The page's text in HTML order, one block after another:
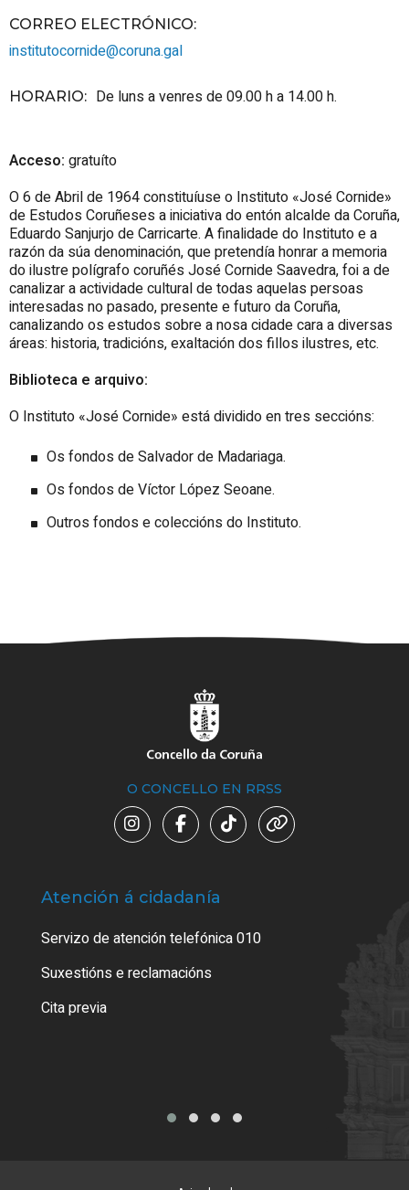
CORREO ELECTRÓNICO:
institutocornide@coruna.gal
HORARIO: De luns a venres de 09.00 h a 14.00 h.
Acceso: gratuíto
O 6 de Abril de 1964 constituíuse o Instituto «José Cornide»
de Estudos Coruñeses a iniciativa do entón alcalde da Coruña,
Eduardo Sanjurjo de Carricarte. A finalidade do Instituto e a
razón da súa denominación, que pretendía honrar a memoria
do ilustre polígrafo coruñés José Cornide Saavedra, foi a de
canalizar a actividade cultural de todas aquelas persoas
interesadas no pasado, presente e futuro da Coruña,
canalizando os estudos sobre a nosa cidade cara a diversas
áreas: historia, tradicións, exaltación dos fillos ilustres, etc.
Biblioteca e arquivo:
O Instituto «José Cornide» está dividido en tres seccións:
Os fondos de Salvador de Madariaga.
Os fondos de Víctor López Seoane.
Outros fondos e coleccións do Instituto.
O CONCELLO EN RRSS
Atención á cidadanía
Servizo de atención telefónica 010
Suxestións e reclamacións
Cita previa